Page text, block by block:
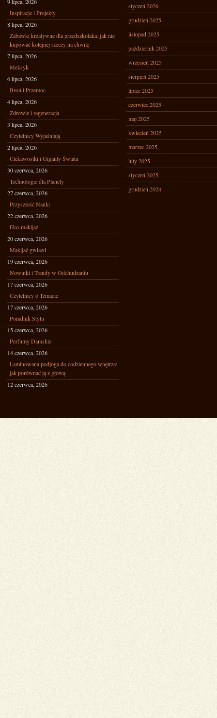
Inspiracje i Projekty
8 lipca, 2026
Zabawki kreatywne dla przedszkolaka: jak nie
kupować kolejnej rzeczy na chwilę
7 lipca, 2026
Meksyk
6 lipca, 2026
Broń i Przemoc
4 lipca, 2026
Zdrowie i regeneracja
3 lipca, 2026
Czytelnicy Wyjaśniają
2 lipca, 2026
Ciekawostki i Giganty Świata
30 czerwca, 2026
Technologie dla Planety
27 czerwca, 2026
Przyszłość Nauki
22 czerwca, 2026
Eko-makijaż
20 czerwca, 2026
Makijaż gwiazd
19 czerwca, 2026
Nowinki i Trendy w Odchudzaniu
17 czerwca, 2026
Czytelnicy o Temacie
17 czerwca, 2026
Poradnik Stylu
15 czerwca, 2026
Perfumy Damskie
14 czerwca, 2026
Laminowana podłoga do codziennego wnętrza:
jak porównać ją z głową
12 czerwca, 2026
styczeń 2026
grudzień 2025
listopad 2025
październik 2025
wrzesień 2025
sierpień 2025
lipiec 2025
czerwiec 2025
maj 2025
kwiecień 2025
marzec 2025
luty 2025
styczeń 2025
grudzień 2024